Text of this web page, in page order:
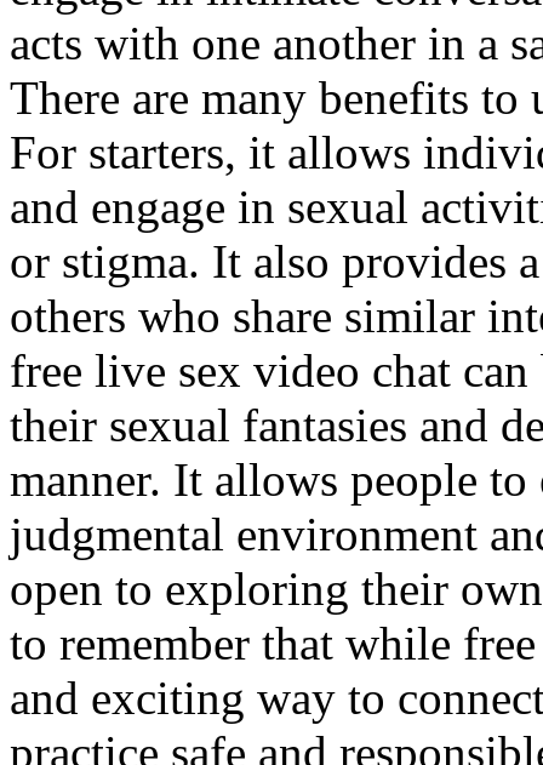
acts with one another in a
There are many benefits
For starters, it allows
and engage in sexual
or stigma. It also provides
others who share similar
free live sex video chat
their sexual fantasies and
manner. It allows people
judgmental environment
open to exploring their
to remember that while
and exciting way to
practice safe and